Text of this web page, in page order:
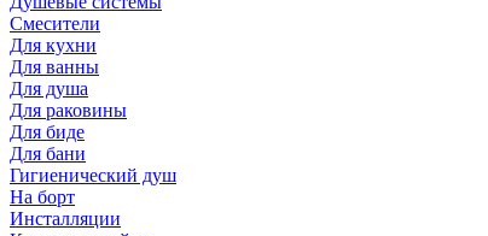
Смесители
Для кухни
Для ванны
Для душа
Для раковины
Для биде
Для бани
Гигиенический душ
На борт
Инсталляции